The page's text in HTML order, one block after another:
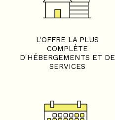
L'OFFRE LA PLUS
COMPLÈTE
D'HÉBERGEMENTS ET DE
SERVICES